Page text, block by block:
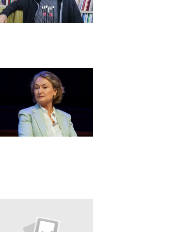
السعودية
سوريا
تونس
الإمارات